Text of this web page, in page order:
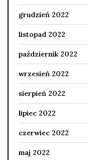
grudzień 2022
listopad 2022
październik 2022
wrzesień 2022
sierpień 2022
lipiec 2022
czerwiec 2022
maj 2022